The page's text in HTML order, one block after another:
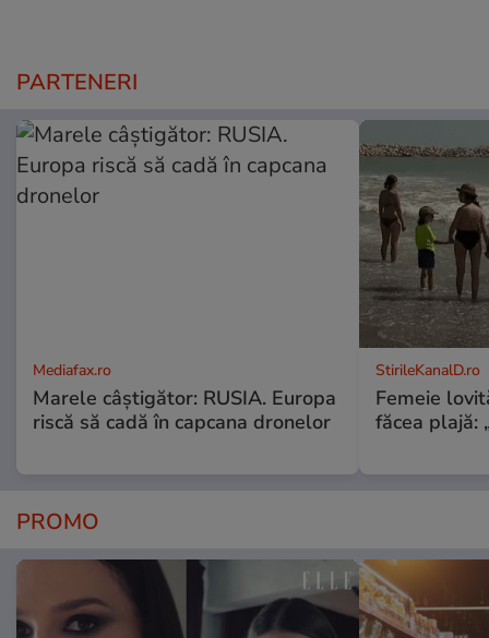
PARTENERI
Mediafax.ro
Marele câștigător: RUSIA. Europa
riscă să cadă în capcana dronelor
StirileKanalD.ro
Femeie
făcea plajă:
PROMO